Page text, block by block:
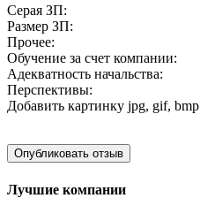
Серая ЗП:
Размер ЗП:
Прочее:
Обучение за счет компании:
Адекватность начальства:
Перспективы:
Добавить картинку jpg, gif, bmp
Лучшие компании